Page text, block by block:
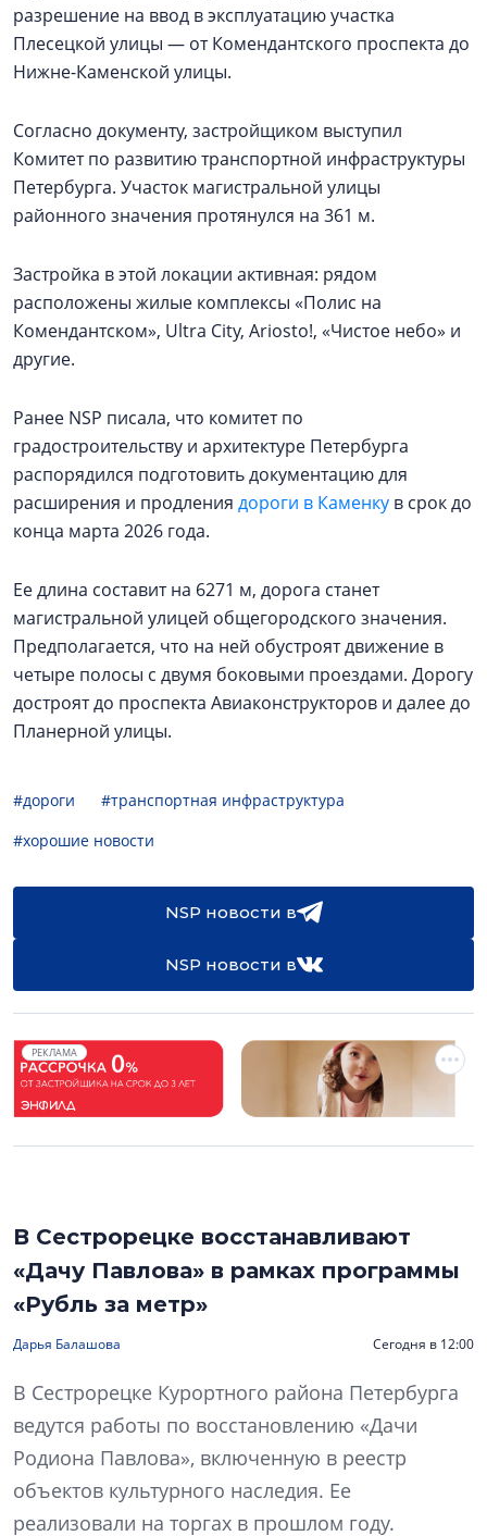
разрешение на ввод в эксплуатацию участка
Плесецкой улицы — от Комендантского проспекта до
Нижне-Каменской улицы.
Согласно документу, застройщиком выступил
Комитет по развитию транспортной инфраструктуры
Петербурга. Участок магистральной улицы
районного значения протянулся на 361 м.
Застройка в этой локации активная: рядом
расположены жилые комплексы «Полис на
Комендантском», Ultra City, Ariosto!, «Чистое небо» и
другие.
Ранее NSP писала, что комитет по
градостроительству и архитектуре Петербурга
распорядился подготовить документацию для
расширения и продления дороги в Каменку в срок до
конца марта 2026 года.
Ее длина составит на 6271 м, дорога станет
магистральной улицей общегородского значения.
Предполагается, что на ней обустроят движение в
четыре полосы с двумя боковыми проездами. Дорогу
достроят до проспекта Авиаконструкторов и далее до
Планерной улицы.
#дороги
#транспортная инфраструктура
#хорошие новости
NSP новости в
NSP новости в
РЕКЛАМА
В Сестрорецке восстанавливают
«Дачу Павлова» в рамках программы
«Рубль за метр»
Дарья Балашова Сегодня в 12:00
В Сестрорецке Курортного района Петербурга
ведутся работы по восстановлению «Дачи
Родиона Павлова», включенную в реестр
объектов культурного наследия. Ее
реализовали на торгах в прошлом году.